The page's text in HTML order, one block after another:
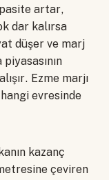
artar,
dar kalırsa
düşer ve marj
Ezme marjı
evresinde
kazanç
çeviren